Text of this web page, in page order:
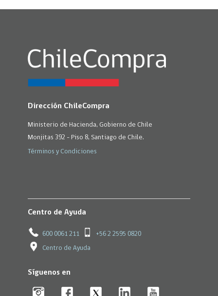
Dirección ChileCompra
Ministerio de Hacienda, Gobierno de Chile
Monjitas 392 - Piso 8, Santiago de Chile.
Términos y Condiciones
Centro de Ayuda
600 0061 211 +56 2 2595 0820
Centro de Ayuda
Síguenos en